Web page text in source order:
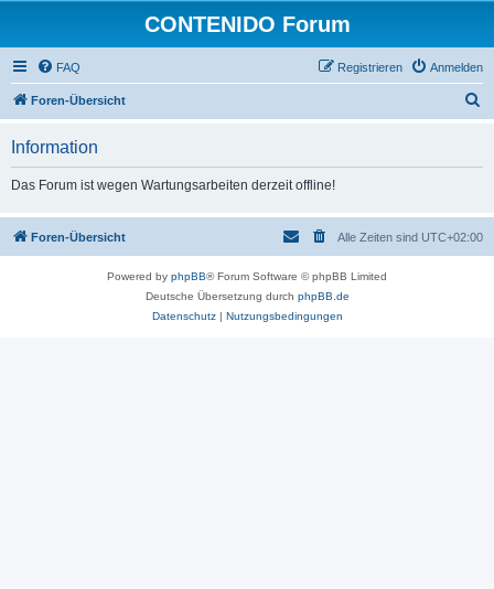
CONTENIDO Forum
FAQ Anmelden
Registrieren
Foren-Übersicht
Information
Das Forum ist wegen Wartungsarbeiten derzeit offline!
Foren-Übersicht Alle Zeiten sind UTC+02:00
Powered by phpBB® Forum Software © phpBB Limited
Deutsche Übersetzung durch phpBB.de
Datenschutz| Nutzungsbedingungen